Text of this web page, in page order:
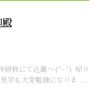
研修にて近畿へ(^-^) 帰り
学も大変勉強になりま …